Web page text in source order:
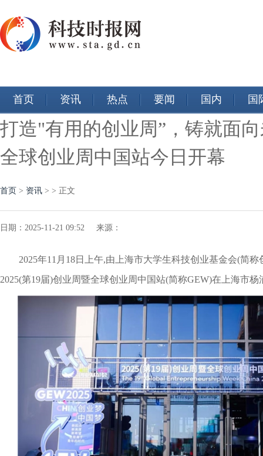
首页 资讯 热点 要闻 国内 国
打造"有用的创业周”，铸就面
全球创业周中国站今日开幕
首页 > 资讯 > > 正文
日期：2025-11-21 09:52 来源：
2025年11月18日上午,由上海市大学生科技创业基金会(简
2025(第19届)创业周暨全球创业周中国站(简称GEW)在上海市